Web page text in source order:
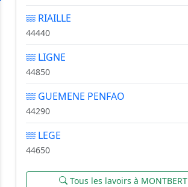
RIAILLE
44440
LIGNE
44850
GUEMENE PENFAO
44290
LEGE
44650
Tous les lavoirs à MONTBERT